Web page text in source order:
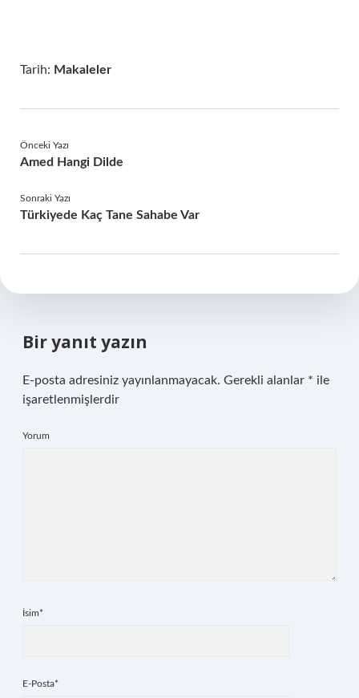
Tarih: Makaleler
Önceki Yazı
Amed Hangi Dilde
Sonraki Yazı
Türkiyede Kaç Tane Sahabe Var
Bir yanıt yazın
E-posta adresiniz yayınlanmayacak. Gerekli alanlar * ile
işaretlenmişlerdir
Yorum
İsim*
E-Posta*